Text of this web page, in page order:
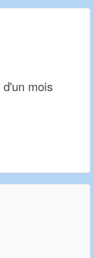
mois